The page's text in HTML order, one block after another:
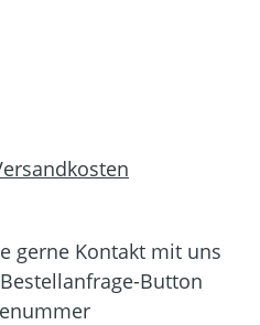
gerne Kontakt mit uns
Button